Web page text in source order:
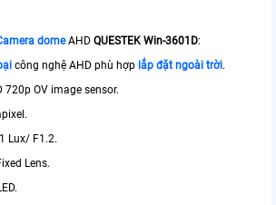
domeAHD QUESTEK Win-3601D:
công nghệ AHD phù hợp lắp đặt ngoài trời.
720p OV image sensor.
Lux/ F1.2.
Lens.